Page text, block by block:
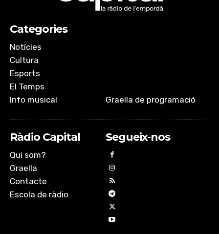
Categories
Notícies
Cultura
Esports
El Temps
Info musical
Graella de programació
Ràdio Capital
Qui som?
Graella
Contacte
Escola de ràdio
Segueix-nos